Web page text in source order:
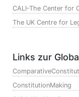
CALI-The Center for
The UK Centre for
Links zur
ConstitutionMaking